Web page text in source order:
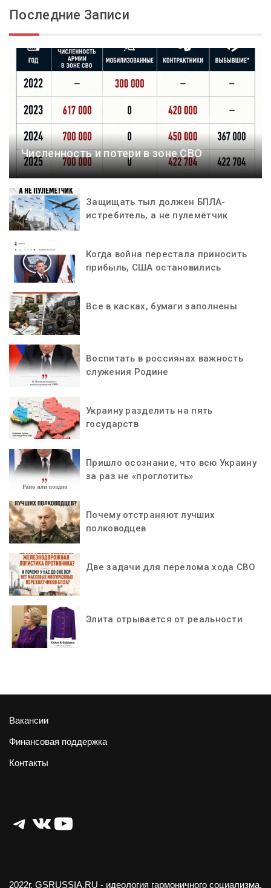
Последние Записи
Численность и потери в зоне СВО
Защищать тыл должен БПЛА-
истребитель, а не пулемётчик
Когда война перестала приносить
прибыль, США остановились
Все в касках, бумаги заполнены
Воспитать в россиянах важность
служения Родине
Украину разделить на пять
государств
Пришло осознание, что всю Украину
за раз не «проглотить»
Почему отстраняют лучших
полководцев
Две задачи для перелома хода СВО
Элита отрывается от реальности
Вакансии
Финансовая поддержка
Контакты
Telegram
ВКонтакте
YouTube
2022г. GSRUSSIA.RU - идеология гармоничного социализма.